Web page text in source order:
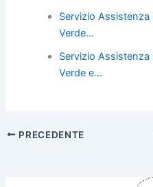
k
Servizio
Verde…
Servizio
Verde e…
PRECEDENTE